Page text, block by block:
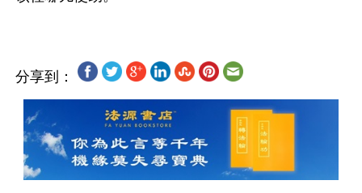
分享到：